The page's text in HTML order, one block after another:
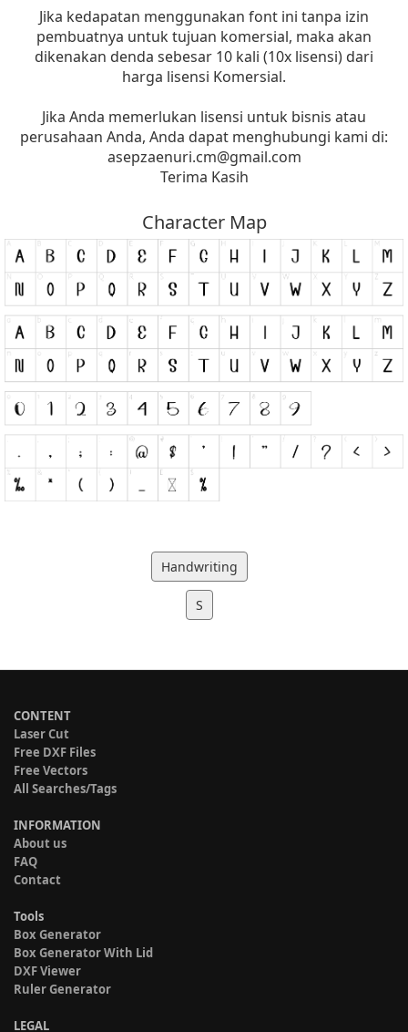
Jika kedapatan menggunakan font ini tanpa izin
pembuatnya untuk tujuan komersial, maka akan
dikenakan denda sebesar 10 kali (10x lisensi) dari
harga lisensi Komersial.
Jika Anda memerlukan lisensi untuk bisnis atau
perusahaan Anda, Anda dapat menghubungi kami di:
asepzaenuri.cm@gmail.com
Terima Kasih
Character Map
Handwriting
S
CONTENT
Laser Cut
Free DXF Files
Free Vectors
All Searches/Tags
INFORMATION
About us
FAQ
Contact
Tools
Box Generator
Box Generator With Lid
DXF Viewer
Ruler Generator
LEGAL